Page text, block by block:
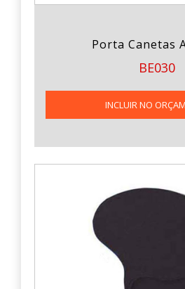
Porta Canetas
BE030
INCLUIR NO